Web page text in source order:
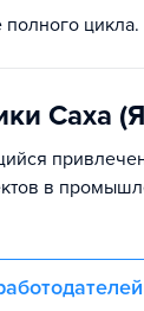
цикла.
Саха
в